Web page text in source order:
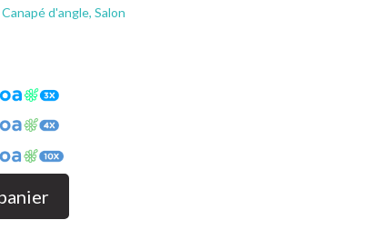
Canapé d'angle, Salon